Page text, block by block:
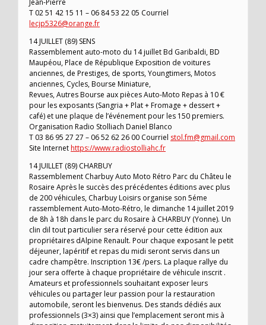
Jean-Pierre
T 02 51 42 15 11 – 06 84 53 22 05 Courriel
lecjp5326@orange.fr
14 JUILLET (89) SENS
Rassemblement auto-moto du 14 juillet Bd Garibaldi, BD
Maupéou, Place de République Exposition de voitures
anciennes, de Prestiges, de sports, Youngtimers, Motos
anciennes, Cycles, Bourse Miniature,
Revues, Autres Bourse aux pièces Auto-Moto Repas à 10 €
pour les exposants (Sangria + Plat + Fromage + dessert +
café) et une plaque de l’événement pour les 150 premiers.
Organisation Radio Stolliach Daniel Blanco
T 03 86 95 27 27 – 06 52 62 26 00 Courriel stol.fm@gmail.com
Site Internethttps://www.radiostolliahc.fr
14 JUILLET (89) CHARBUY
Rassemblement Charbuy Auto Moto Rétro Parc du Châteu le
Rosaire Après le succès des précédentes éditions avec plus
de 200 véhicules, Charbuy Loisirs organise son 5éme
rassemblement Auto-Moto-Rétro, le dimanche 14 juillet 2019
de 8h à 18h dans le parc du Rosaire à CHARBUY (Yonne). Un
clin dil tout particulier sera réservé pour cette édition aux
propriétaires dAlpine Renault. Pour chaque exposant le petit
déjeuner, lapéritif et repas du midi seront servis dans un
cadre champêtre. Inscription 13€ /pers. La plaque rallye du
jour sera offerte à chaque propriétaire de véhicule inscrit .
Amateurs et professionnels souhaitant exposer leurs
véhicules ou partager leur passion pour la restauration
automobile, seront les bienvenus. Des stands dédiés aux
professionnels (3×3) ainsi que l’emplacement seront mis à